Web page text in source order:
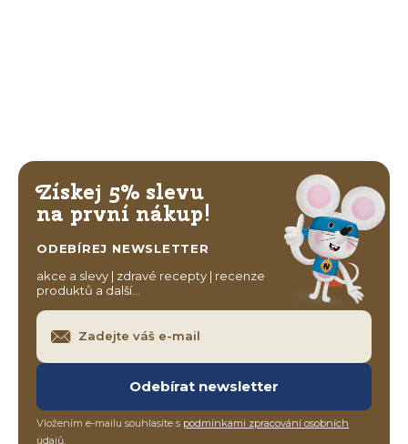
Získej 5% slevu
na první nákup!
ODEBÍREJ NEWSLETTER
akce a slevy | zdravé recepty | recenze
produktů a další…
Odebírat newsletter
Vložením e-mailu souhlasíte s podmínkami zpracování osobních
údajů